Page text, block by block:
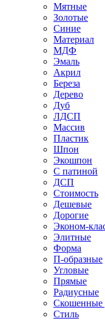
Мятные
Золотые
Синие
Материал
МДФ
Эмаль
Акрил
Береза
Дерево
Дуб
ЛДСП
Массив
Пластик
Шпон
Экошпон
С патиной
ДСП
Стоимость
Дешевые
Дорогие
Эконом-
Элитные
Форма
П-образные
Угловые
Прямые
Радиусные
Скошенные
Стиль